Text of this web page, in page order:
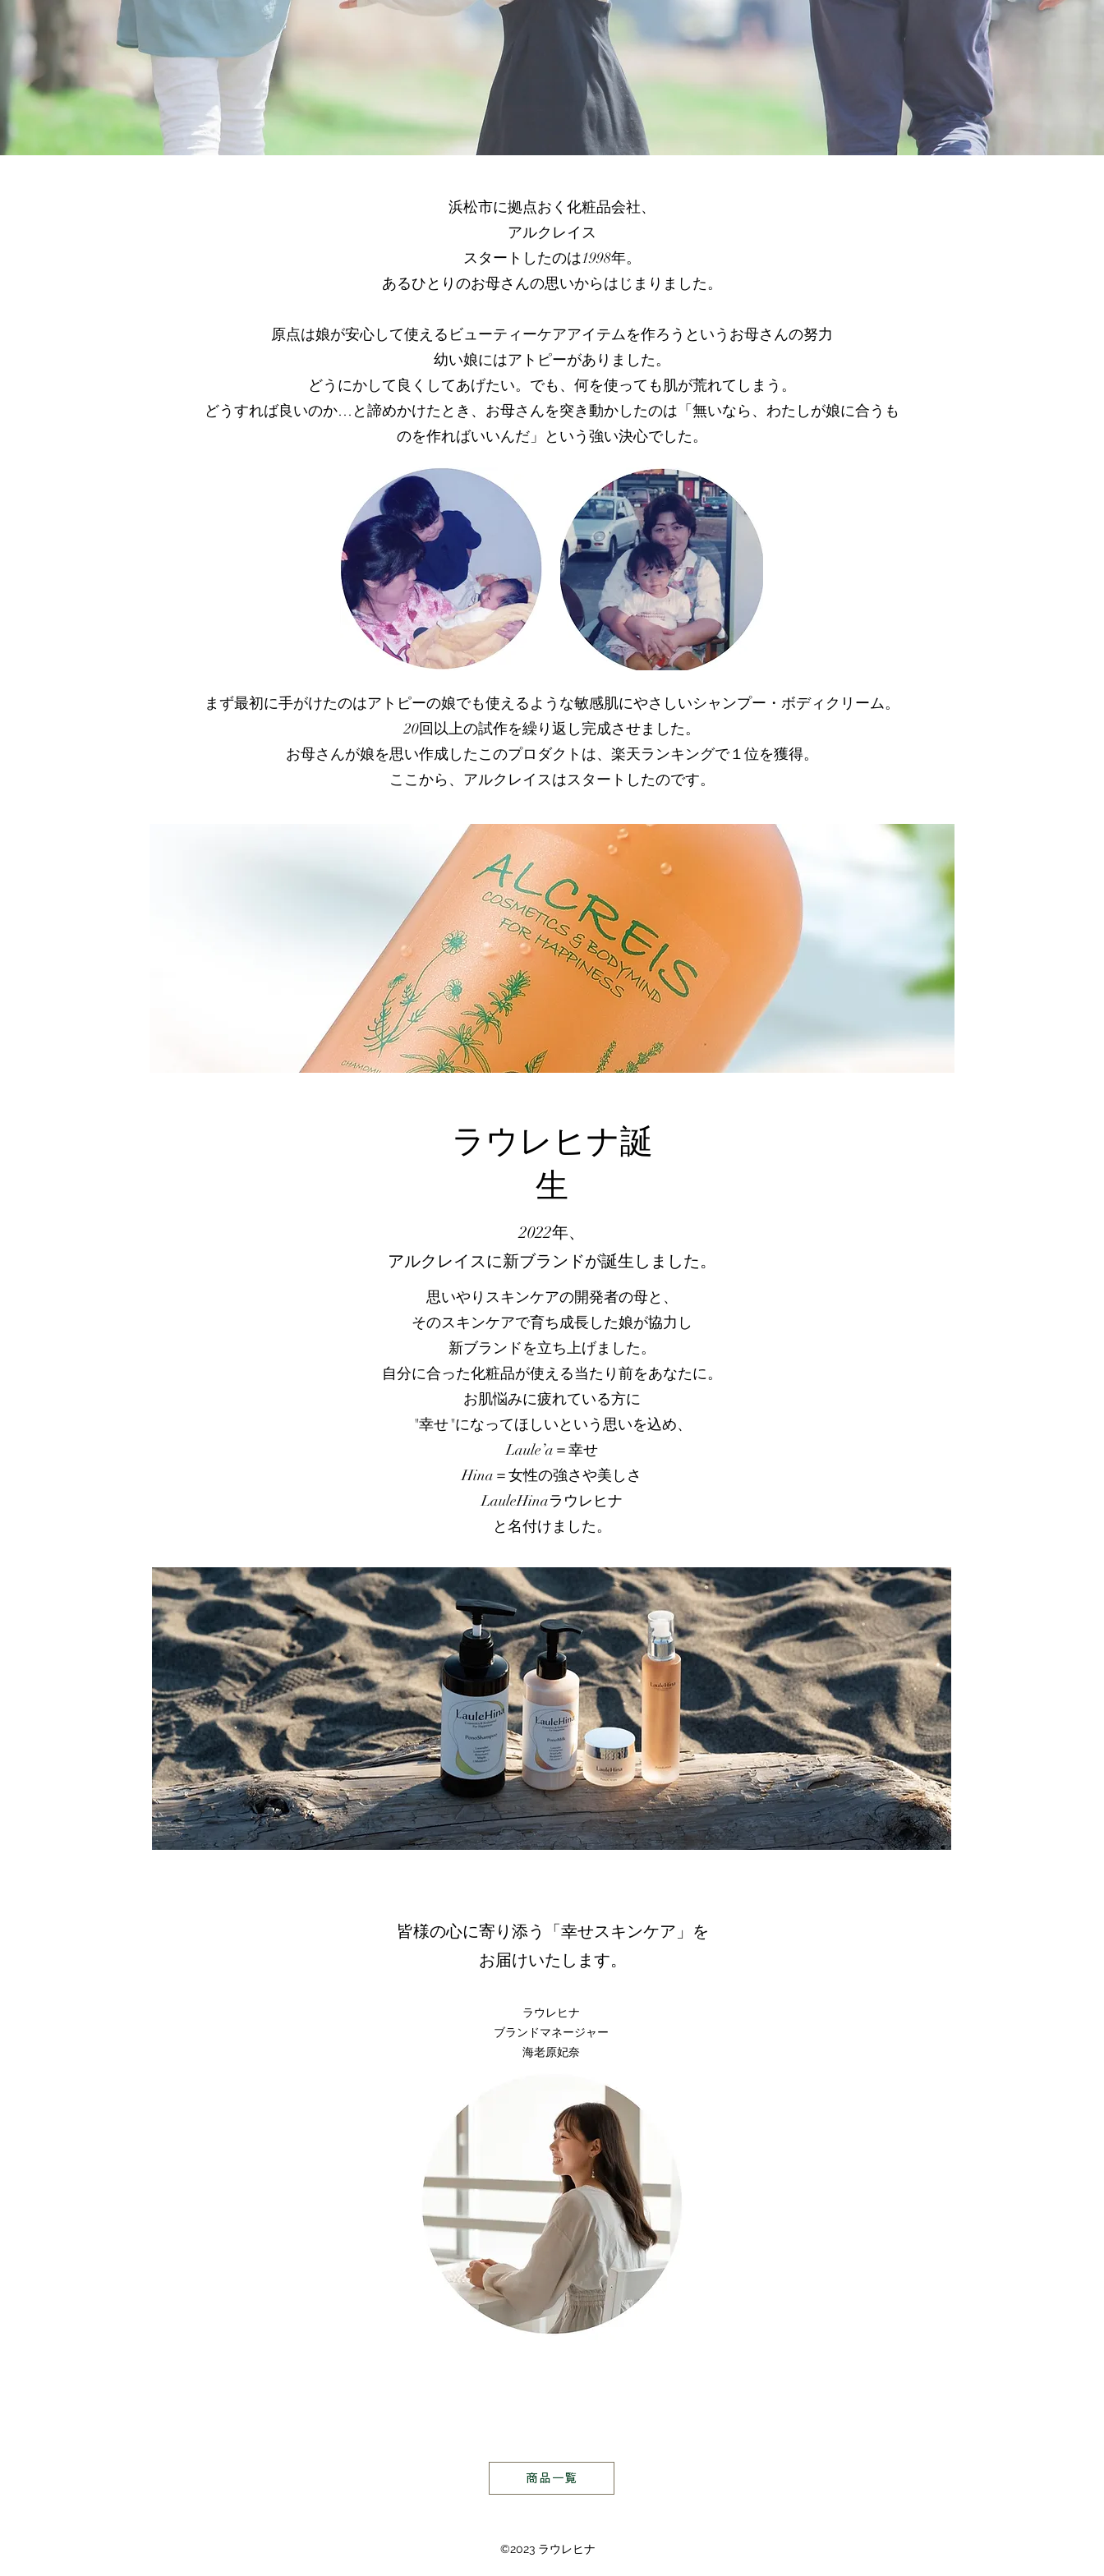
浜松市に拠点おく化粧品会社、
アルクレイス
スタートしたのは1998年。
あるひとりのお母さんの思いからはじまりました。
原点は娘が安心して使えるビューティーケアアイテムを作ろうというお母さんの努力
幼い娘にはアトピーがありました。
どうにかして良くしてあげたい。でも、何を使っても肌が荒れてしまう。
どうすれば良いのか…と諦めかけたとき、お母さんを突き動かしたのは「無いなら、わたしが娘に合うも
のを作ればいいんだ」という強い決心でした。
まず最初に手がけたのはアトピーの娘でも使えるような敏感肌にやさしいシャンプー・ボディクリーム。
20回以上の試作を繰り返し完成させました。
お母さんが娘を思い作成したこのプロダクトは、楽天ランキングで１位を獲得。
ここから、アルクレイスはスタートしたのです。
ラウレヒナ誕
生
2022年、
アルクレイスに新ブランドが誕生しました。
思いやりスキンケアの開発者の母と、
そのスキンケアで育ち成長した娘が協力し
​新ブランドを立ち上げました。
自分に合った化粧品が使える当たり前をあなたに。
お肌悩みに疲れている方に
"幸せ"になってほしいという思いを込め、
Laule’a＝幸せ
​Hina＝女性の強さや美しさ
LauleHinaラウレヒナ
​と名付けました。
皆様の心に寄り添う「幸せスキンケア」を
​お届けいたします。
ラウレヒナ
ブランドマネージャー
​海老原妃奈
商品一覧
©2023 ラウレヒナ